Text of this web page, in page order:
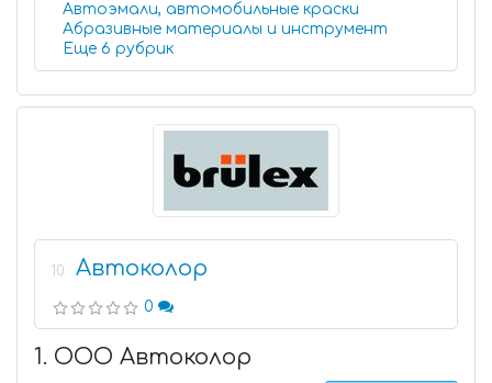
Автоэмали, автомобильные краски
Абразивные материалы и инструмент
Еще 6 рубрик
10 Автоколор
0
1. ООО Автоколор